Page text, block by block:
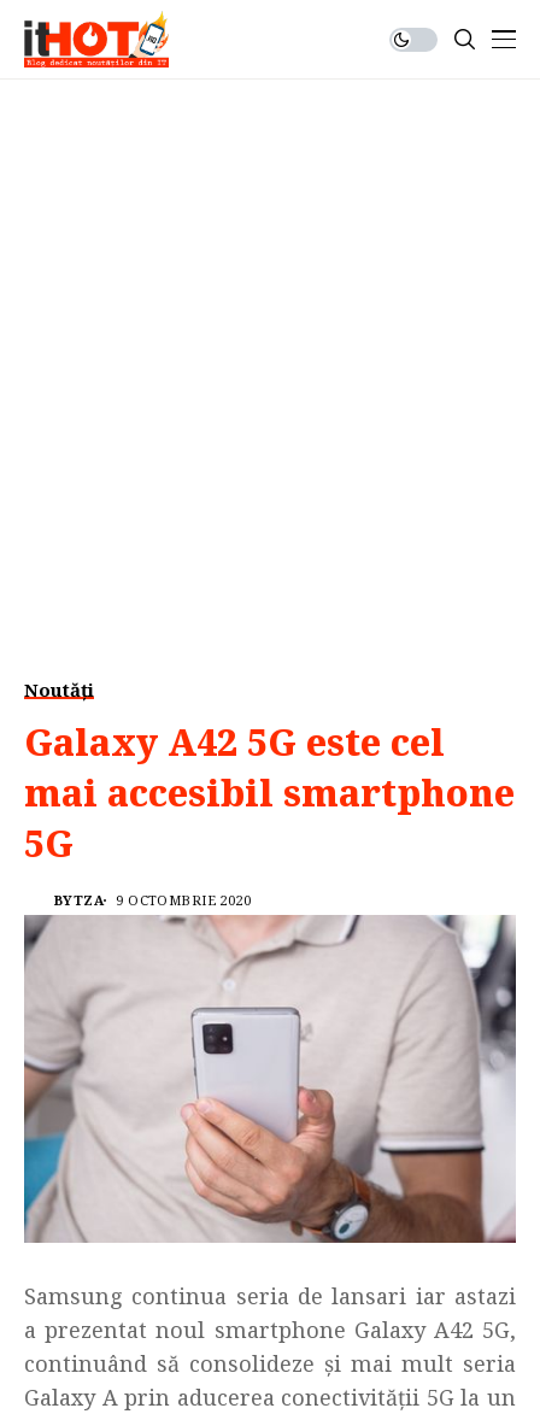
Noutăți
Galaxy A42 5G este cel
mai accesibil smartphone
5G
BYTZA 9 OCTOMBRIE 2020
Samsung continua seria de lansari iar astazi
a prezentat noul smartphone Galaxy A42 5G,
continuând să consolideze și mai mult seria
Galaxy A prin aducerea conectivității 5G la un